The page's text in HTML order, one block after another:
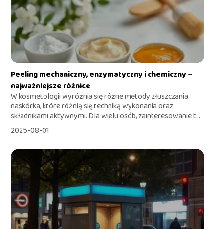
Peeling mechaniczny, enzymatyczny i chemiczny –
najważniejsze różnice
W kosmetologii wyróżnia się różne metody złuszczania
naskórka, które różnią się techniką wykonania oraz
składnikami aktywnymi. Dla wielu osób, zainteresowanie t...
2025-08-01